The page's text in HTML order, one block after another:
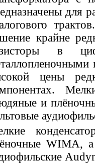
для
крайне
в
цены
и
WIMA,